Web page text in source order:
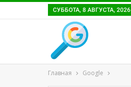
СУББОТА, 8 АВГУСТА, 2026
Главная Google